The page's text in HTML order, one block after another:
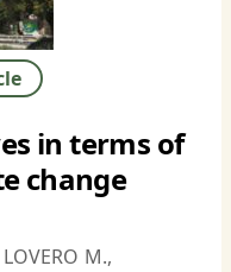
in terms of
change
M.,